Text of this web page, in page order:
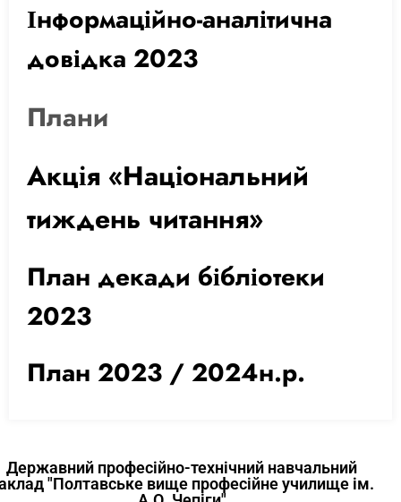
Інформаційно-аналітична
довідка 2023
Плани
Акція «Національний
тиждень читання»
План декади бібліотеки
2023
План 2023 / 2024н.р.
Державний професійно-технічний навчальний
"Полтавське вище професійне училище ім.